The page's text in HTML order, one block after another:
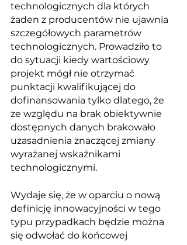
technologicznych dla których
żaden z producentów nie ujawnia
szczegółowych parametrów
technologicznych. Prowadziło to
do sytuacji kiedy wartościowy
projekt mógł nie otrzymać
punktacji kwalifikującej do
dofinansowania tylko dlatego, że
ze względu na brak obiektywnie
dostępnych danych brakowało
uzasadnienia znaczącej zmiany
wyrażanej wskaźnikami
technologicznymi.
Wydaje się, że w oparciu o nową
definicję innowacyjności w tego
typu przypadkach będzie można
się odwołać do końcowej